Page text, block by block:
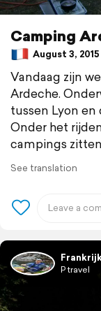
Camping
August 3,
Vandaag zijn
Ardeche.
tussen Lyon
Onder het
campings zitten
See translation
P travel